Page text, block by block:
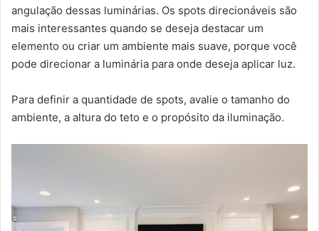
angulação dessas luminárias. Os spots direcionáveis são
mais interessantes quando se deseja destacar um
elemento ou criar um ambiente mais suave, porque você
pode direcionar a luminária para onde deseja aplicar luz.
Para definir a quantidade de spots, avalie o tamanho do
ambiente, a altura do teto e o propósito da iluminação.